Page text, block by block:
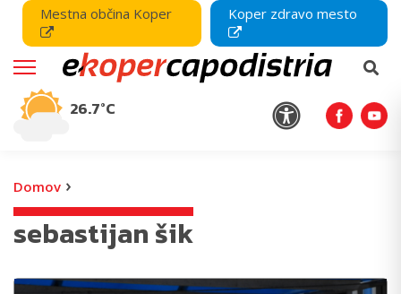
Mestna občina Koper Koper zdravo mesto
26.7°C
Domov ›
sebastijan šik